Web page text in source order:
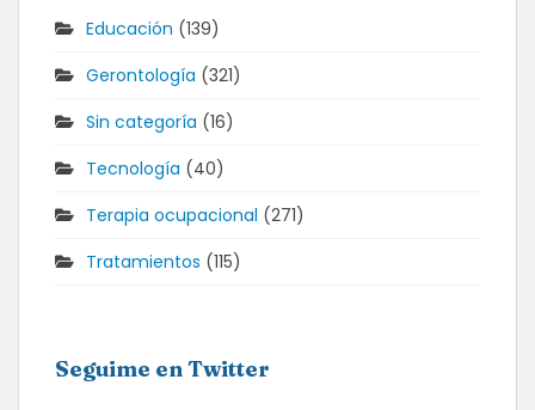
Educación (139)
Gerontología (321)
Sin categoría (16)
Tecnología (40)
Terapia ocupacional (271)
Tratamientos (115)
Seguime en Twitter